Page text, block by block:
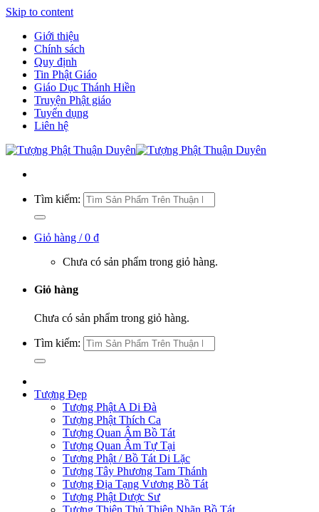
Skip to content
Giới thiệu
Chính sách
Quy định
Tin Phật Giáo
Giáo Dục Thánh Hiền
Truyện Phật giáo
Tuyển dụng
Liên hệ
Tìm kiếm:
Giỏ hàng /0 ₫
Chưa có sản phẩm trong giỏ hàng.
Giỏ hàng
Chưa có sản phẩm trong giỏ hàng.
Tìm kiếm:
Tượng Đẹp
Tượng Phật A Di Đà
Tượng Phật Thích Ca
Tượng Quan Âm Bồ Tát
Tượng Quan Âm Tự Tại
Tượng Phật / Bồ Tát Di Lặc
Tượng Tây Phương Tam Thánh
Tượng Địa Tạng Vương Bồ Tát
Tượng Phật Dược Sư
Tượng Thiên Thủ Thiên Nhãn Bồ Tát